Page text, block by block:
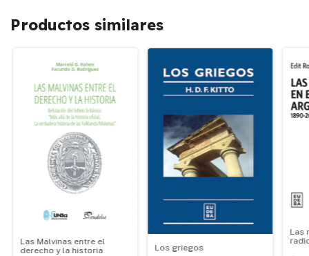
Productos similares
Las Malvinas entre el
derecho y la historia
Los griegos
Las